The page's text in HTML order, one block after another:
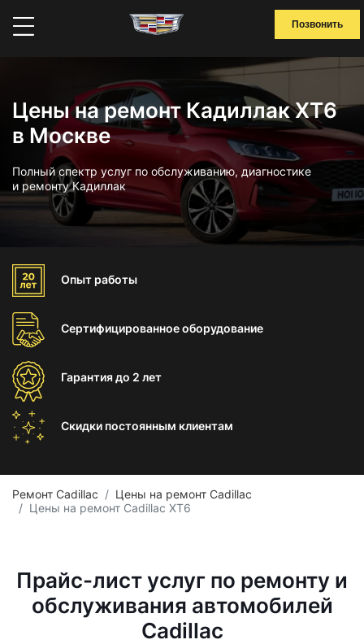
Позвонить
Цены на ремонт Кадиллак ХТ6
в Москве
Полный спектр услуг по обслуживанию, диагностике
и ремонту Кадиллак
Опыт работы
Сертифицированноеоборудование
Гарантиядо 2 лет
Скидки постоянным клиентам
Ремонт Cadillac
Цены на ремонт Cadillac
Цены на ремонт Cadillac XT6
Прайс-лист услуг по ремонту и
обслуживания автомобилей
Cadillac